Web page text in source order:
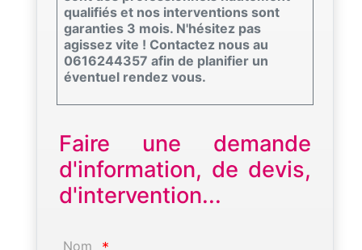
qualifiés et nos interventions sont
garanties 3 mois. N'hésitez pas
agissez vite ! Contactez nous au
0616244357 afin de planifier un
éventuel rendez vous.
Faire une demande
d'information, de devis,
d'intervention...
Nom